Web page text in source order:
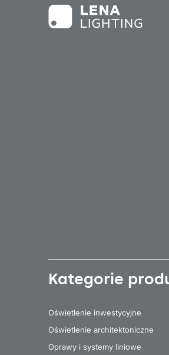
Kategorie
Oświetlenie inwestycyjne
Oświetlenie architektoniczne
Oprawy i systemy liniowe